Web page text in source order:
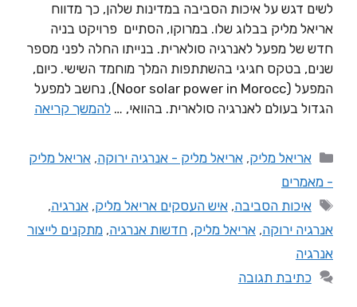
לשים דגש על איכות הסביבה במדינות שלהן, כך מדווח
אריאל מליק בבלוג שלו. במרוקו, הסתיים פרויקט בניה
חדש של מפעל לאנרגיה סולארית. בנייתו החלה לפני מספר
שנים, בטקס חגיגי בהשתתפות המלך מוחמד השישי. כיום,
המפעל (Noor solar power in Morocc), נחשב למפעל
הגדול בעולם לאנרגיה סולארית. בהוואי, … להמשך קריאה
אריאל מליק,אריאל מליק - אנרגיה ירוקה,אריאל מליק
- מאמרים
איכות הסביבה,איש העסקים אריאל מליק,אנרגיה,
אנרגיה ירוקה, אריאל מליק, חדשות אנרגיה, מתקנים לייצור
אנרגיה
כתיבת תגובה